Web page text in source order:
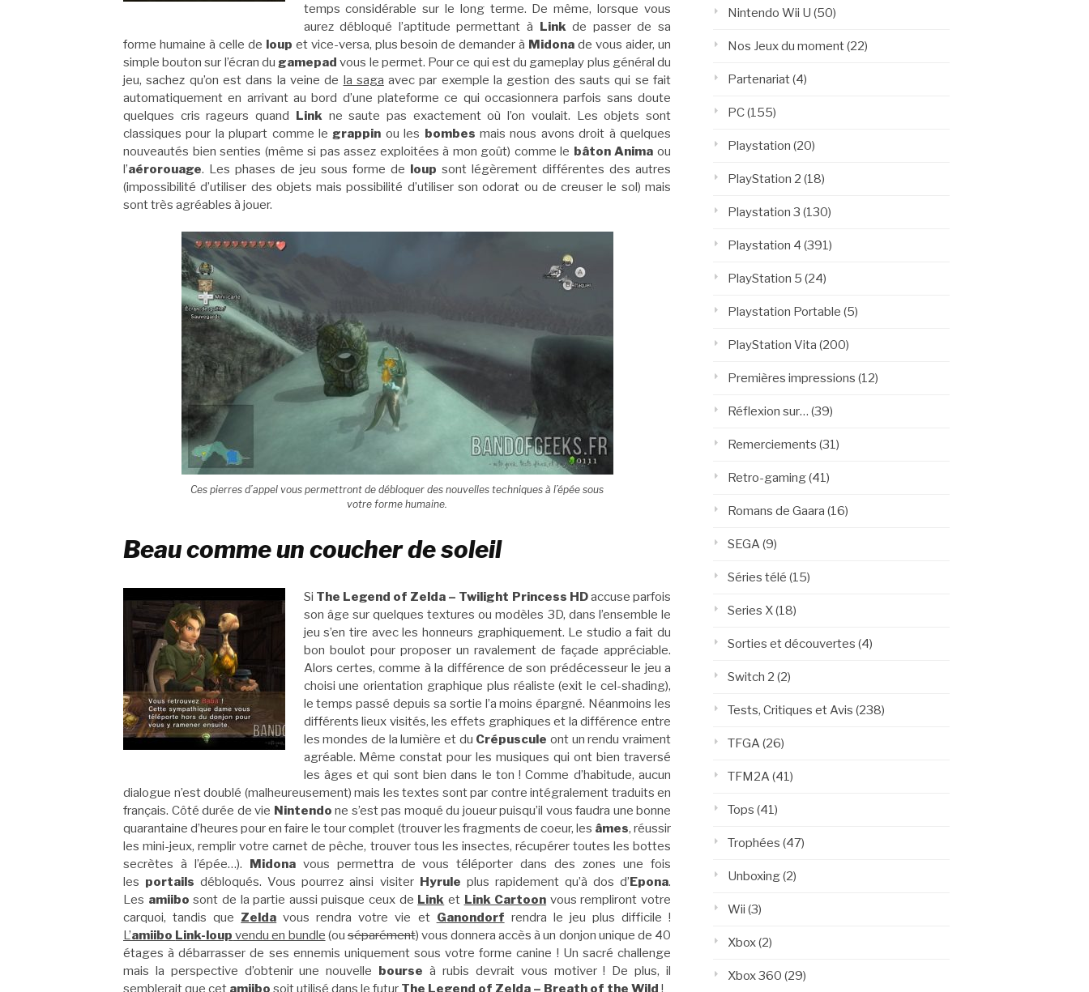
temps considérable sur le long terme. De même, lorsque vous
aurez débloqué l’aptitude permettant à Linkde passer de sa
forme humaine à celle de loup et vice-versa, plus besoin de demander à Midona de vous aider, un
simple bouton sur l’écran dugamepad vous le permet. Pour ce qui est du gameplay plus général du
jeu, sachez qu’on est dans la veine de la saga avec par exemple la gestion des sauts qui se fait
automatiquement en arrivant au bord d’une plateforme ce qui occasionnera parfois sans doute
quelques cris rageurs quand Linkne saute pas exactement où l’on voulait. Les objets sont
classiques pour la plupart comme legrappin ou les bombes mais nous avons droit à quelques
nouveautés bien senties (même si pas assez exploitées à mon goût) comme le bâton Anima ou
l’aérorouage. Les phases de jeu sous forme de loup sont légèrement différentes des autres
(impossibilité d’utiliser des objets mais possibilité d’utiliser son odorat ou de creuser le sol) mais
sont très agréables à jouer.
Ces pierres d’appel vous permettront de débloquer des nouvelles techniques à l’épée sous
votre forme humaine.
Beau comme un coucher de soleil
Si The Legend of Zelda – Twilight Princess HDaccuse parfois
son âge sur quelques textures ou modèles 3D, dans l’ensemble le
jeu s’en tire avec les honneurs graphiquement. Le studio a fait du
bon boulot pour proposer un ravalement de façade appréciable.
Alors certes, comme à la différence de son prédécesseur le jeu a
choisi une orientation graphique plus réaliste (exit le cel-shading),
le temps passé depuis sa sortie l’a moins épargné. Néanmoins les
différents lieux visités, les effets graphiques et la différence entre
les mondes de la lumière et du Crépuscule ont un rendu vraiment
agréable. Même constat pour les musiques qui ont bien traversé
les âges et qui sont bien dans le ton ! Comme d’habitude, aucun
dialogue n’est doublé (malheureusement) mais les textes sont par contre intégralement traduits en
français. Côté durée de vie Nintendo ne s’est pas moqué du joueur puisqu’il vous faudra une bonne
quarantaine d’heures pour en faire le tour complet (trouver les fragments de coeur, les âmes, réussir
les mini-jeux, remplir votre carnet de pêche, trouver tous les insectes, récupérer toutes les bottes
secrètes à l’épée…). Midonavous permettra de vous téléporter dans des zones une fois
les portails débloqués. Vous pourrez ainsi visiter Hyrule plus rapidement qu’à dos d’Epona.
Les amiibo sont de la partie aussi puisque ceux de Link et Link Cartoon vous rempliront votre
carquoi, tandis que Zelda vous rendra votre vie et Ganondorf rendra le jeu plus difficile !
L’amiibo Link-loup vendu en bundle (ouséparément) vous donnera accès à un donjon unique de 40
étages à débarrasser de ses ennemis uniquement sous votre forme canine ! Un sacré challenge
mais la perspective d’obtenir une nouvelle bourse à rubis devrait vous motiver ! De plus, il
semblerait que cet amiibo soit utilisé dans le futur The Legend of Zelda – Breath of the Wild !
Nintendo Wii U (50)
Nos Jeux du moment(22)
Partenariat(4)
PC(155)
Playstation (20)
PlayStation 2 (18)
Playstation 3 (130)
Playstation 4 (391)
PlayStation 5 (24)
Playstation Portable (5)
PlayStation Vita (200)
Premières impressions (12)
Réflexion sur… (39)
Remerciements (31)
Retro-gaming(41)
Romans de Gaara (16)
SEGA (9)
Séries télé (15)
Series X(18)
Sorties et découvertes (4)
Switch 2 (2)
Tests, Critiques et Avis (238)
TFGA (26)
TFM2A (41)
Tops (41)
Trophées (47)
Unboxing(2)
Wii (3)
Xbox(2)
Xbox 360 (29)